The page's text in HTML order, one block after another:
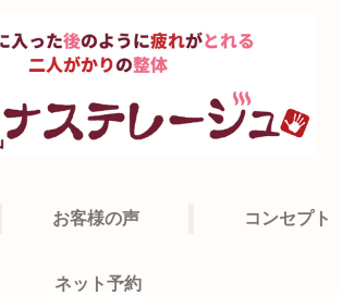
お客様の声 コンセプト
ネット予約